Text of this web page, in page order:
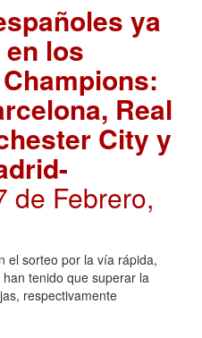
ya
los
Real
City y
de Febrero,
el sorteo por la vía rápida,
tenido que superar la
respectivamente